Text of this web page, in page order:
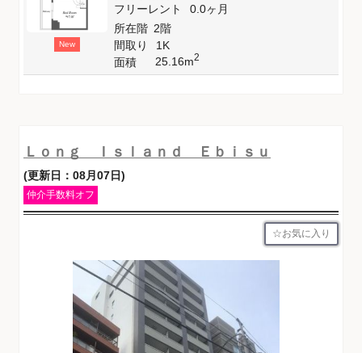
New
フリーレント
0.0ヶ月
所在階 2階
間取り
1K
面積
25.16m2
Ｌｏｎｇ Ｉｓｌａｎｄ Ｅｂｉｓｕ
(更新日：08月07日)
仲介手数料オフ
お気に入り